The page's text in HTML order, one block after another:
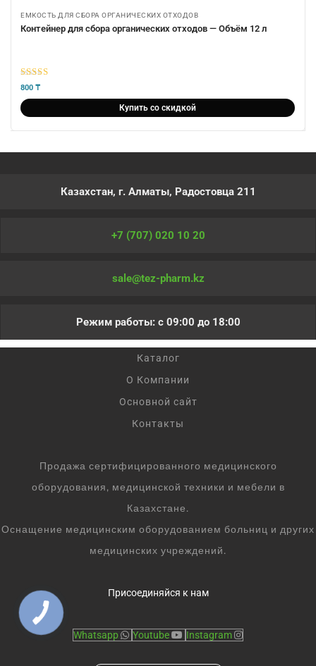
ЕМКОСТЬ ДЛЯ СБОРА ОРГАНИЧЕСКИХ ОТХОДОВ
Контейнер для сбора органических отходов — Объём 12 л
5из 5
800 ₸
Купить со скидкой
Казахстан, г. Алматы, Радостовца 211
+7 (707) 020 10 20
sale@tez-pharm.kz
Режим работы: с 09:00 до 18:00
Каталог
О Компании
Основной сайт
Контакты
Продажа сертифицированного медицинского
оборудования, медицинской техники и мебели в
Казахстане.
Оснащение медицинским оборудованием больниц и других
медицинских учреждений.
Присоединяйся к нам
Whatsapp Youtube Instagram